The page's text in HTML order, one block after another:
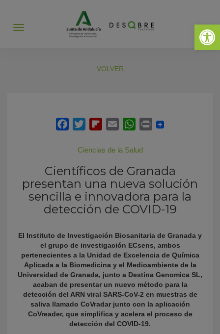
Abrir
Abrir
VOLVER
Ciencias de la Salud
Científicos de Granada
presentan una nueva solución
sencilla e innovadora para la
detección de COVID-19
El Instituto de Investigación Biosanitaria de Granada y
el grupo de investigación ECsens, ambos
pertenecientes a la Unidad de Excelencia de Química
Aplicada a la Biomedicina y el Medioambiente de la
Universidad de Granada, junto a Destina Genomica SL,
acaban de presentar un nuevo método para la
detección del ARN viral SARS-CoV-2 en muestras de
saliva llamado CoVradar junto con la aplicación
CoVreader, que simplifica y acelera el proceso de
detección del COVID-19.